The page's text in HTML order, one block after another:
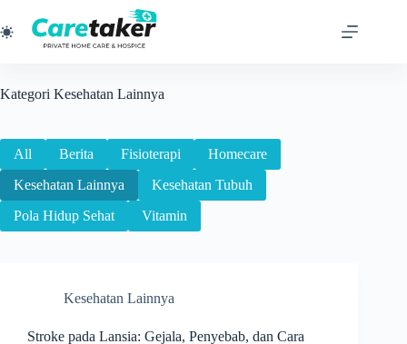
to
content
Kategori Kesehatan Lainnya
All Berita Fisioterapi
Homecare
Kesehatan Lainnya
Kesehatan Tubuh
Pola Hidup Sehat
Vitamin
Kesehatan Lainnya
Stroke pada Lansia: Gejala, Penyebab, dan Cara